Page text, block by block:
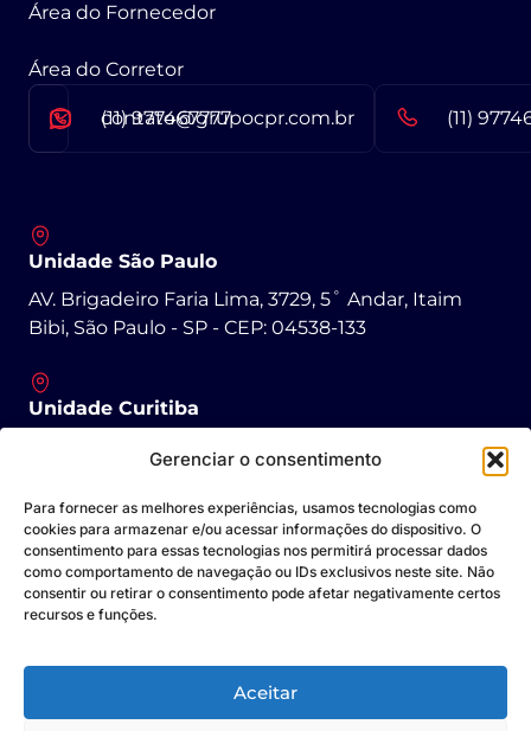
Gerenciar o consentimento
Para fornecer as melhores experiências, usamos tecnologias como
cookies para armazenar e/ou acessar informações do dispositivo. O
consentimento para essas tecnologias nos permitirá processar dados
como comportamento de navegação ou IDs exclusivos neste site. Não
consentir ou retirar o consentimento pode afetar negativamente certos
recursos e funções.
Aceitar
contato@grupocpr.com.br
(11) 977467777 (11)
Área do Fornecedor
Área do Corretor
Unidade São Paulo
AV. Brigadeiro Faria Lima, 3729, 5˚ Andar, Itaim
Bibi, São Paulo - SP - CEP: 04538-133
Unidade Curitiba
R. Padre Agostinho, 1431 - São Francisco, Curitiba -
Unidade Goiânia
Av. Dep. Jamel Cecílio, 3300 - Jardim Goiás, Goiânia
- GO - CEP: 74085-580